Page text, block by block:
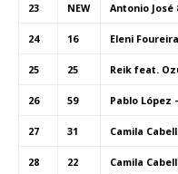
23 NEW Antonio José
24 16 Eleni
25 25 Reik feat.
26 59 Pablo López
27 31 Camila
28 22
Camila